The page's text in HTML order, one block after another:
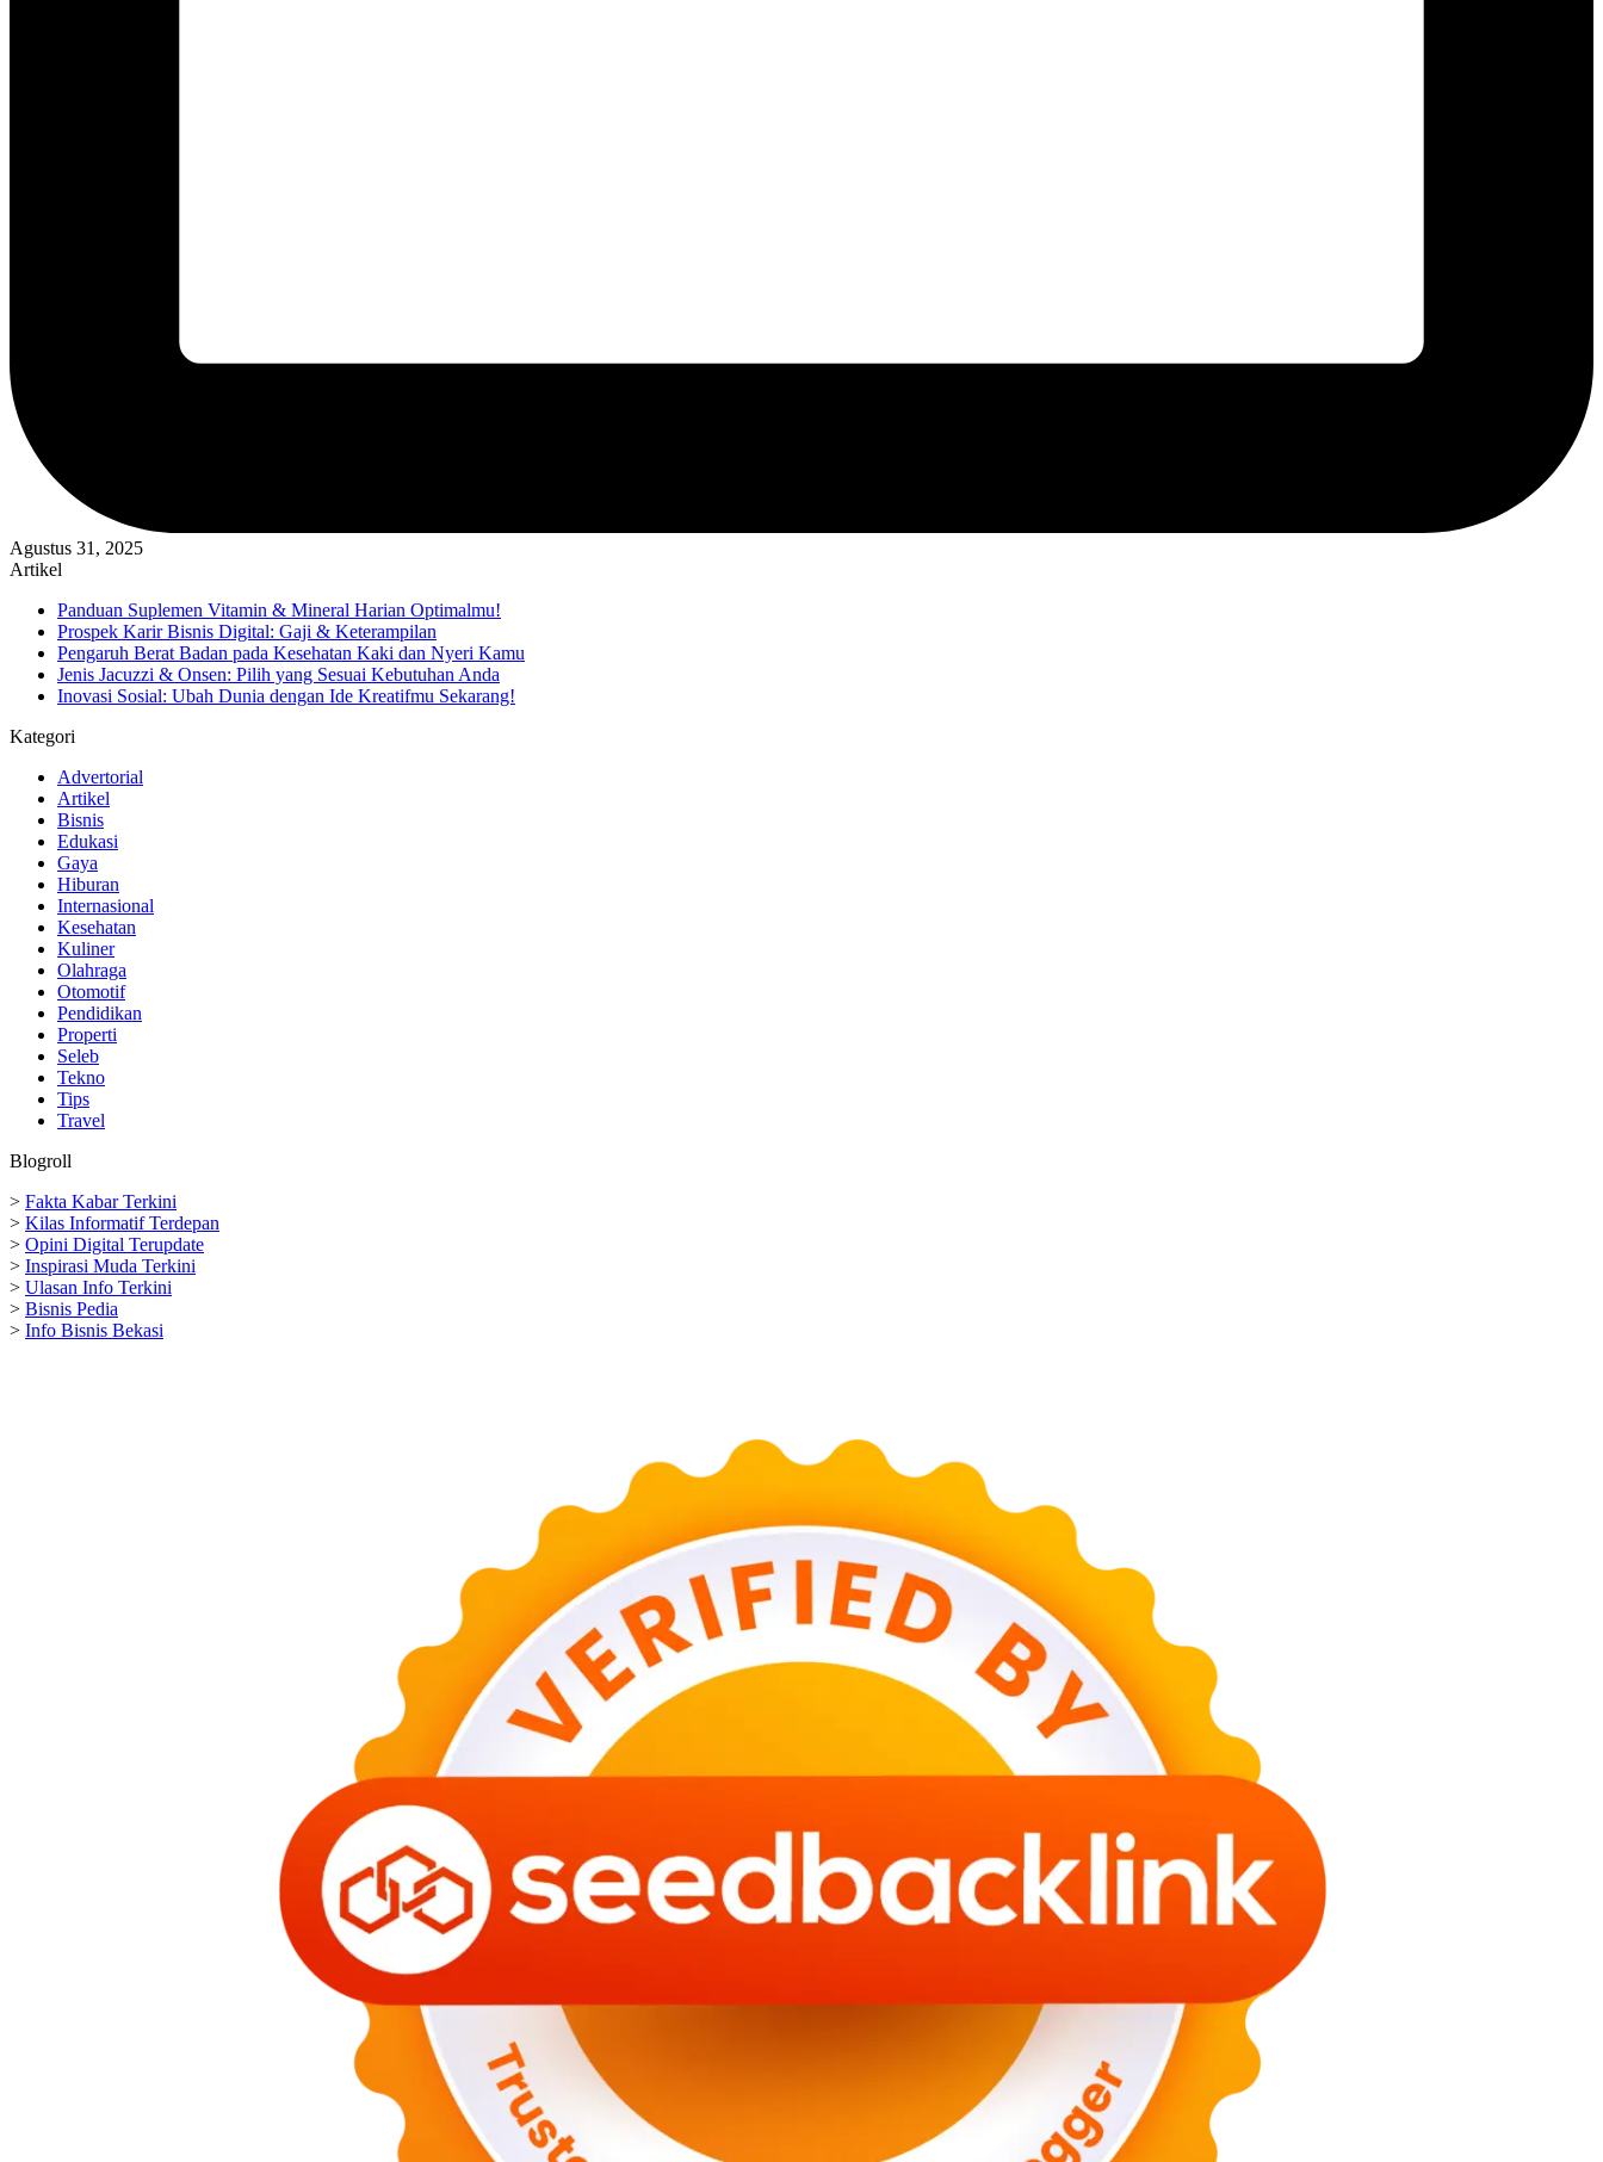
Agustus 31, 2025
Artikel
Panduan Suplemen Vitamin & Mineral Harian Optimalmu!
Prospek Karir Bisnis Digital: Gaji & Keterampilan
Pengaruh Berat Badan pada Kesehatan Kaki dan Nyeri Kamu
Jenis Jacuzzi & Onsen: Pilih yang Sesuai Kebutuhan Anda
Inovasi Sosial: Ubah Dunia dengan Ide Kreatifmu Sekarang!
Kategori
Advertorial
Artikel
Bisnis
Edukasi
Gaya
Hiburan
Internasional
Kesehatan
Kuliner
Olahraga
Otomotif
Pendidikan
Properti
Seleb
Tekno
Tips
Travel
Blogroll
> Fakta Kabar Terkini
> Kilas Informatif Terdepan
> Opini Digital Terupdate
> Inspirasi Muda Terkini
> Ulasan Info Terkini
> Bisnis Pedia
> Info Bisnis Bekasi